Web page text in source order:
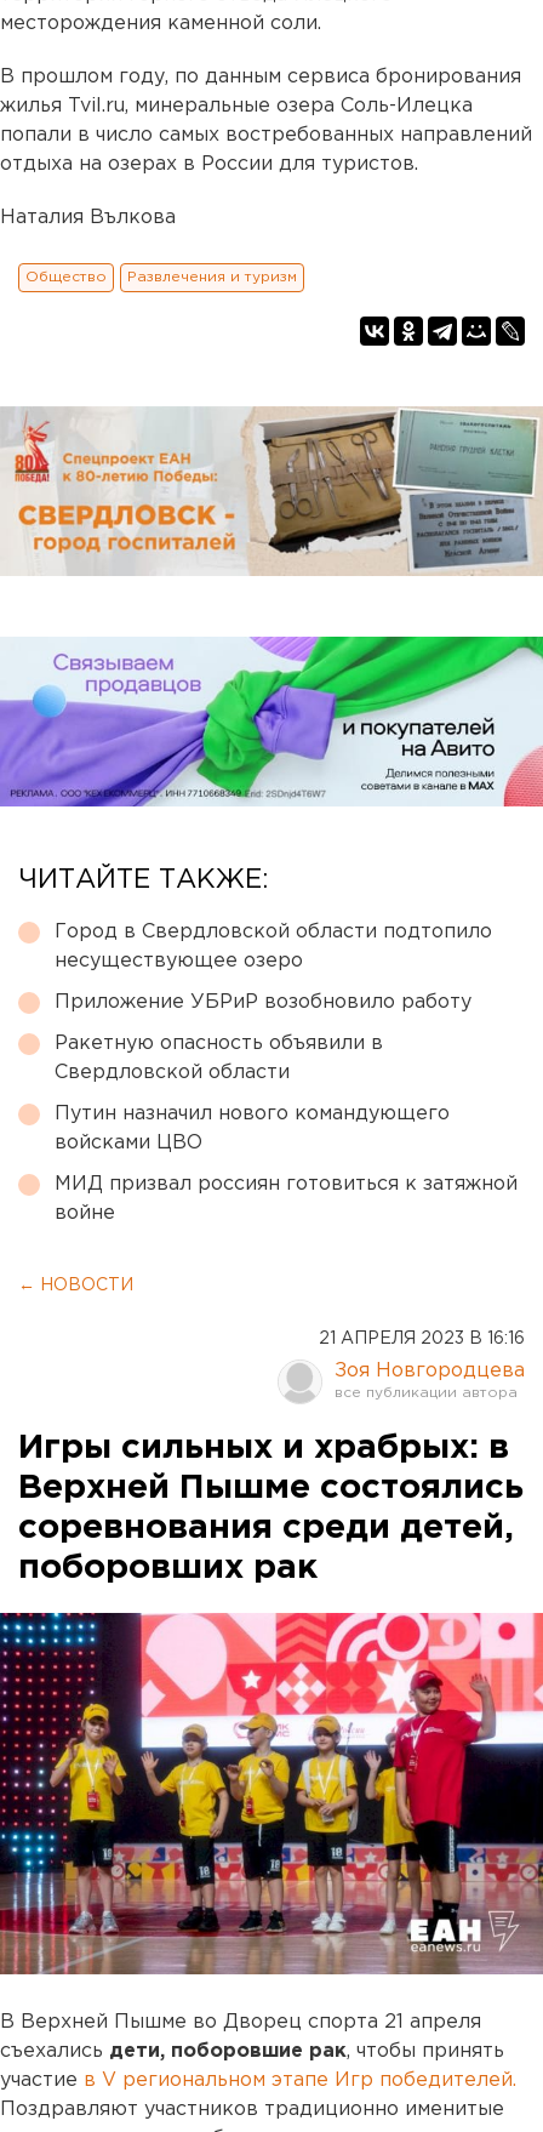
месторождения каменной соли.
В прошлом году, по данным сервиса бронирования
жилья Tvil.ru, минеральные озера Соль-Илецка
попали в число самых востребованных направлений
отдыха на озерах в России для туристов.
Наталия Вълкова
Общество Развлечения и туризм
ЧИТАЙТЕ ТАКЖЕ:
Город в Свердловской области подтопило
несуществующее озеро
Приложение УБРиР возобновило работу
Ракетную опасность объявили в
Свердловской области
Путин назначил нового командующего
войсками ЦВО
МИД призвал россиян готовиться к затяжной
войне
← НОВОСТИ
21 АПРЕЛЯ 2023 В 16:16
Зоя Новгородцева
Игры сильных и храбрых: в
Верхней Пышме состоялись
соревнования среди детей,
поборовших рак
В Верхней Пышме во Дворец спорта 21 апреля
съехались дети, поборовшие рак, чтобы принять
участие в V региональном этапе Игр победителей.
Поздравляют участников традиционно именитые